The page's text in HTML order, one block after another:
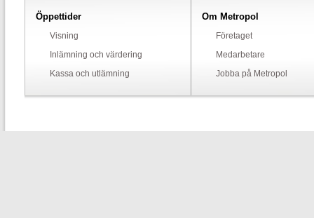
Öppettider
Visning
Inlämning och värdering
Kassa och utlämning
Om Metropol
Företaget
Medarbetare
Jobba på Metropol